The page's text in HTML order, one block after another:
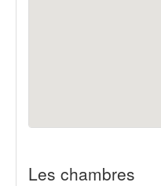
Les chambres